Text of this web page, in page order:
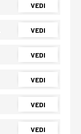
VEDI
VEDI
VEDI
VEDI
VEDI
VEDI